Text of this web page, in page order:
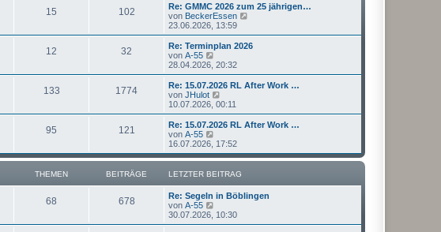
r
i
g
15 102
Re: GMMC 2026 zum 25 jährigen…
von BeckerEssen
u
e
r
B
r
23.06.2026, 13:59
12 32
Re: Terminplan 2026
von A-55
e
u
e
s
t
r
B
e
t
a
g
28.04.2026, 20:32
133 1774
Re: 15.07.2026 RL After Work …
von JHulot
e
u
e
t
r
B
e
i
t
a
g
10.07.2026, 00:11
95 121
Re: 15.07.2026 RL After Work …
von A-55
e
u
e
s
r
e
i
16.07.2026, 17:52
THEMEN BEITRÄGE LETZTER BEITRAG
68 678
Re: Segeln in Böblingen
von A-55
e
u
30.07.2026, 10:30